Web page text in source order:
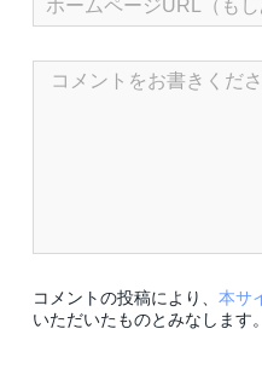
コメントの投稿により、 本サ
いただいたものとみなします。